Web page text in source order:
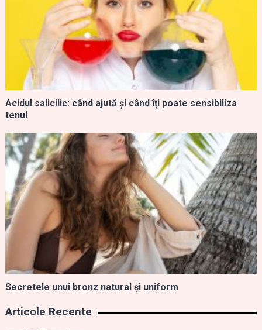
Acidul salicilic: când ajută și când îți poate sensibiliza
tenul
Secretele unui bronz natural și uniform
Articole Recente